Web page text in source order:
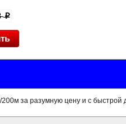
p
за разумную цену и с быстрой